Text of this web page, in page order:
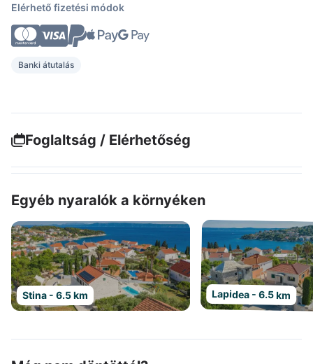
Elérhető fizetési módok
Banki átutalás
Foglaltság / Elérhetőség
Egyéb nyaralók a környéken
Stina - 6.5 km Lapidea - 6.5 km